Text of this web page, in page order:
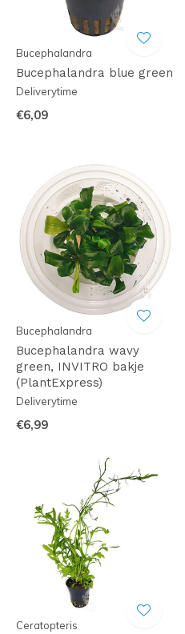
Bucephalandra
Bucephalandra blue green
Deliverytime
€6,09
Bucephalandra
Bucephalandra wavy
green, INVITRO bakje
(PlantExpress)
Deliverytime
€6,99
Ceratopteris